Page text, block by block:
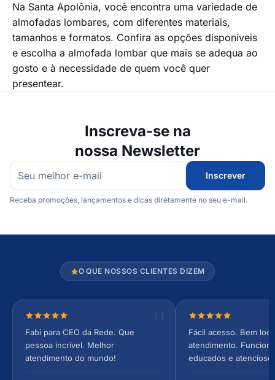
Na Santa Apolônia, você encontra uma variedade de
almofadas lombares, com diferentes materiais,
tamanhos e formatos. Confira as opções disponíveis
e escolha a almofada lombar que mais se adequa ao
gosto e à necessidade de quem você quer
presentear.
Inscreva-se na
nossa Newsletter
Inscrever
Receba promoções, lançamentos e dicas diretamente no seu e-mail.
O QUE NOSSOS CLIENTES DIZEM
Nota 5 de 5 estrelas
Fabi para CEO da Rede. Que
pessoa incrível. Melhor
atendimento do mundo!
Nota 5 de 5
Fácil acesso. Bem
atendimento.
educados e